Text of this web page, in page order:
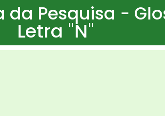
da Pesquisa -
Letra "N"